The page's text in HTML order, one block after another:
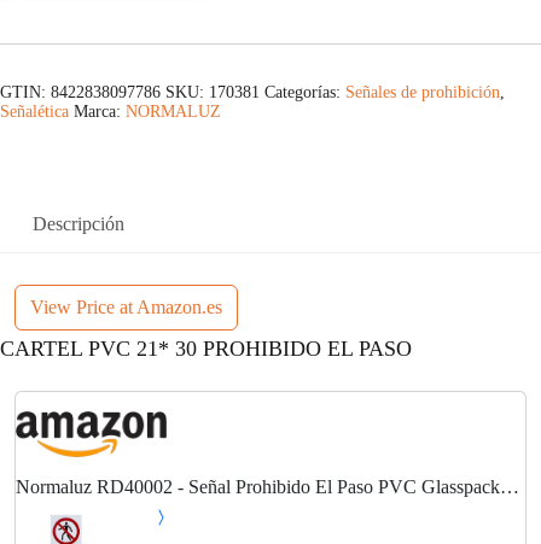
GTIN: 8422838097786 SKU: 170381 Categorías: Señales de prohibición,
Señalética Marca: NORMALUZ
Descripción
View Price at Amazon.es
CARTEL PVC 21* 30 PROHIBIDO EL PASO
Normaluz RD40002 - Señal Prohibido El Paso PVC Glasspack